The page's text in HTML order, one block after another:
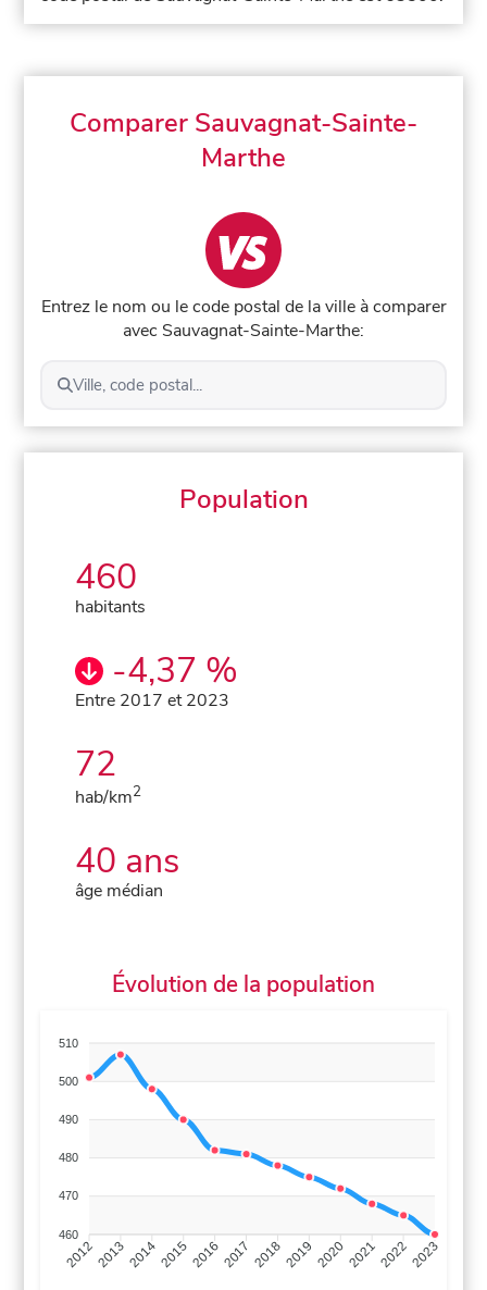
Comparer Sauvagnat-Sainte-
Marthe
Entrez le nom ou le code postal de la ville à comparer
avec Sauvagnat-Sainte-Marthe:
Ville, code postal...
Population
460
habitants
-4,37 %
Entre 2017 et 2023
72
hab/km2
40 ans
âge médian
Évolution de la population
510
500
490
480
470
460
201220132014201520162017 20182019 2020202120222023